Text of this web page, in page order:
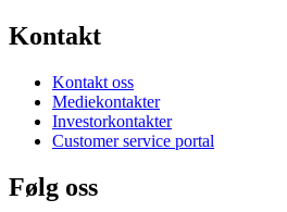
Kontakt
Kontakt oss
Mediekontakter
Investorkontakter
Customer service portal
Følg oss